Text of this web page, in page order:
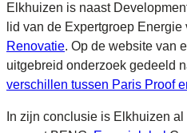
Elkhuizen is naast
lid van de Expertgroep Energie
Renovatie. Op de website van
uitgebreid onderzoek gedeeld
verschillen tussen Paris Proof
In zijn conclusie is Elkhuizen